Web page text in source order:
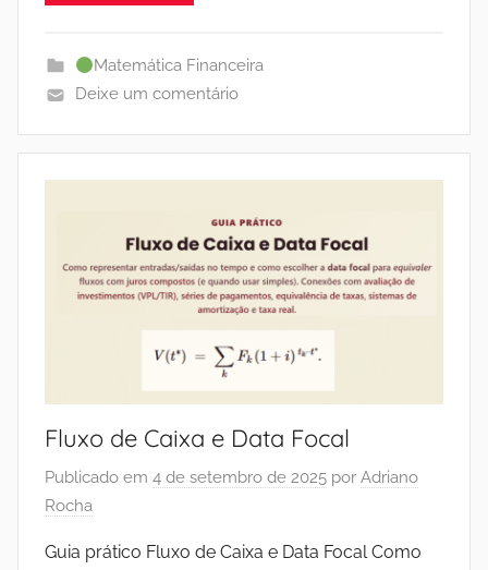
Matemática Financeira
Deixe um comentário
Fluxo de Caixa e Data Focal
Publicado em 4 de setembro de 2025 por Adriano
Rocha
Guia prático Fluxo de Caixa e Data Focal Como